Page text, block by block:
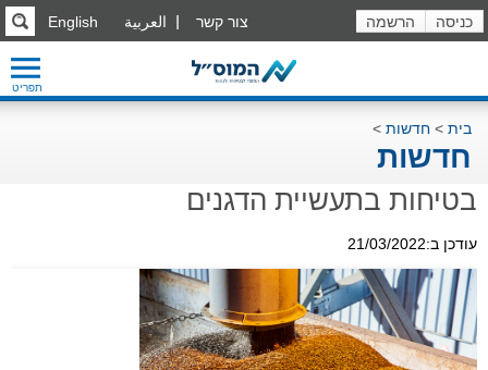
כניסה הרשמה English العربية צור קשר
תפריט
בית > חדשות >
חדשות
בטיחות בתעשיית הדגנים
עודכן ב:21/03/2022